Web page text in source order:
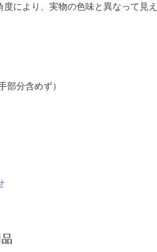
により、実物の色味と異なって見え
部分含めず）